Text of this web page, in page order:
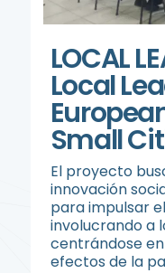
LOCAL
Local
Small
El proyecto
innovación
para impulsar
involucrando a
centrándose
efectos de la